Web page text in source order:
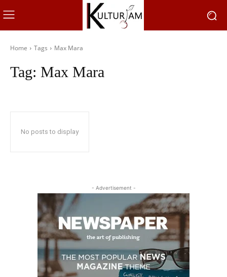
Home Tags Max Mara
Tag: Max Mara
No posts to display
- Advertisement -